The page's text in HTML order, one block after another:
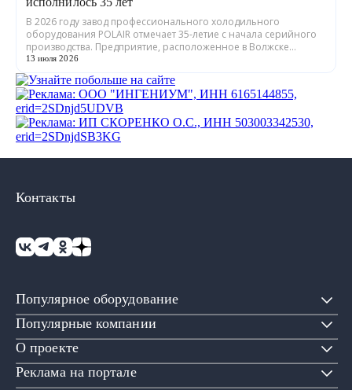
В 2026 году завод профессионального холодильного
оборудования POLAIR отмечает 35-летие с начала серийного
производства. Предприятие, расположенное в Волжске
Республики Марий Эл, выпускает обору...
13 июля 2026
Популярное оборудование
Популярные компании
О проекте
Реклама на портале
Контакты